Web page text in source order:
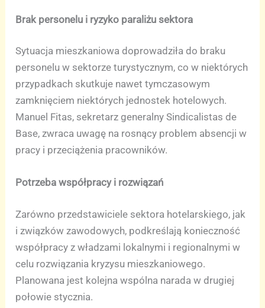
Brak personelu i ryzyko paraliżu sektora
Sytuacja mieszkaniowa doprowadziła do braku
personelu w sektorze turystycznym, co w niektórych
przypadkach skutkuje nawet tymczasowym
zamknięciem niektórych jednostek hotelowych.
Manuel Fitas, sekretarz generalny Sindicalistas de
Base, zwraca uwagę na rosnący problem absencji w
pracy i przeciążenia pracowników.
Potrzeba współpracy i rozwiązań
Zarówno przedstawiciele sektora hotelarskiego, jak
i związków zawodowych, podkreślają konieczność
współpracy z władzami lokalnymi i regionalnymi w
celu rozwiązania kryzysu mieszkaniowego.
Planowana jest kolejna wspólna narada w drugiej
połowie stycznia.